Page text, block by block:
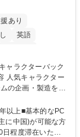
あり
英語
土日祝休み
の企画・製造を手
管理を担当。『か
行っています。企
スにおいて、生産
以上■基本的なPC
に中国)が可能な方
程度滞在いただ